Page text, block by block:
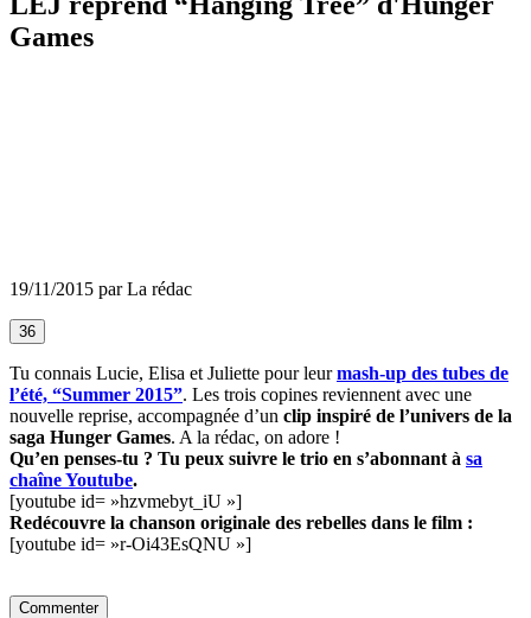
Games
19/11/2015 par La rédac
36
Tu connais Lucie, Elisa et Juliette pour leurmash-up des tubes de
l’été, “Summer 2015”. Les trois copines reviennent avec une
nouvelle reprise, accompagnée d’un clip inspiré de l’univers de la
saga Hunger Games. A la rédac, on adore !
Qu’en penses-tu ? Tu peux suivre le trio en s’abonnant à sa
chaîne Youtube.
[youtube id= »hzvmebyt_iU »]
Redécouvre la chanson originale des rebelles dans le film :
[youtube id= »r-Oi43EsQNU »]
Commenter